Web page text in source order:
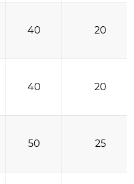
40 20
40 20
50 25